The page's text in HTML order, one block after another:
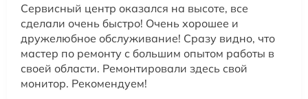
Сервисный центр оказался на высоте, все
сделали очень быстро! Очень хорошее и
дружелюбное обслуживание! Сразу видно, что
мастер по ремонту с большим опытом работы в
своей области. Ремонтировали здесь свой
монитор. Рекомендуем!